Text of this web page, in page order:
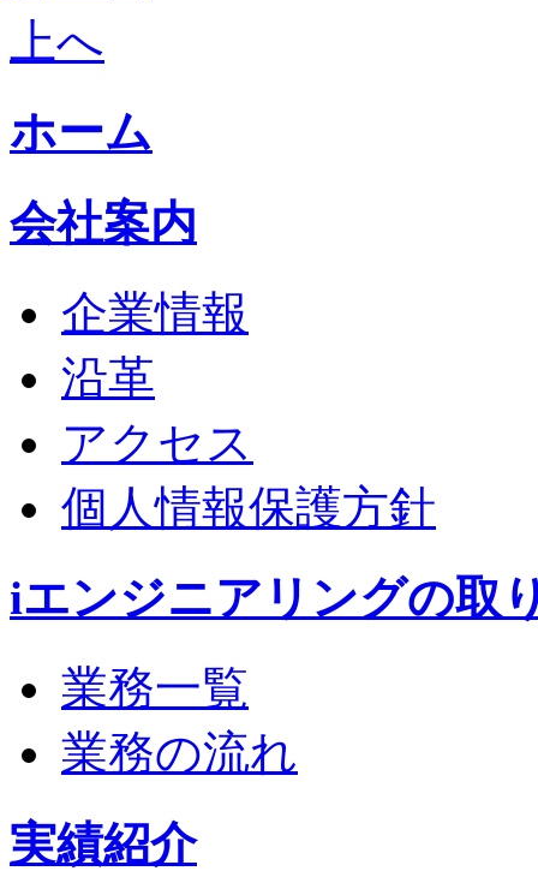
ホーム
会社案内
企業情報
沿革
アクセス
個人情報保護方針
iエンジニアリングの取
業務一覧
業務の流れ
実績紹介